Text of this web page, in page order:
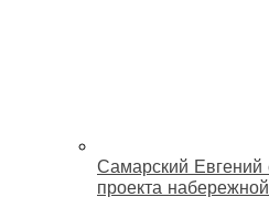
Самарский Евгений
проекта